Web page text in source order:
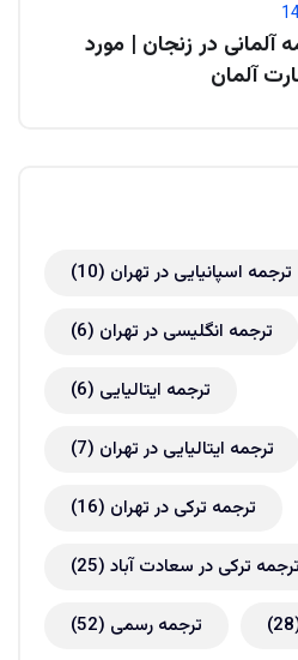
آلمانی در زنجان | مورد
آلمان
ترجمه اسپانیایی در تهران (10)
ترجمه انگلیسی در تهران (6)
ترجمه ایتالیایی (6)
ترجمه ایتالیایی در تهران (7)
ترجمه ترکی در تهران (16)
ترجمه ترکی در سعادت آباد (25)
ترجمه رسمی (52)